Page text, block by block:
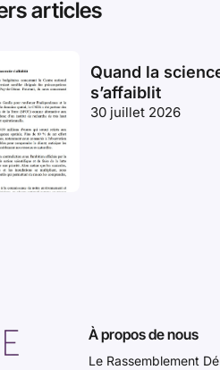
articles
Quand la
s’affaiblit
30 juillet 2026
À propos de nous
Le Rassemblement